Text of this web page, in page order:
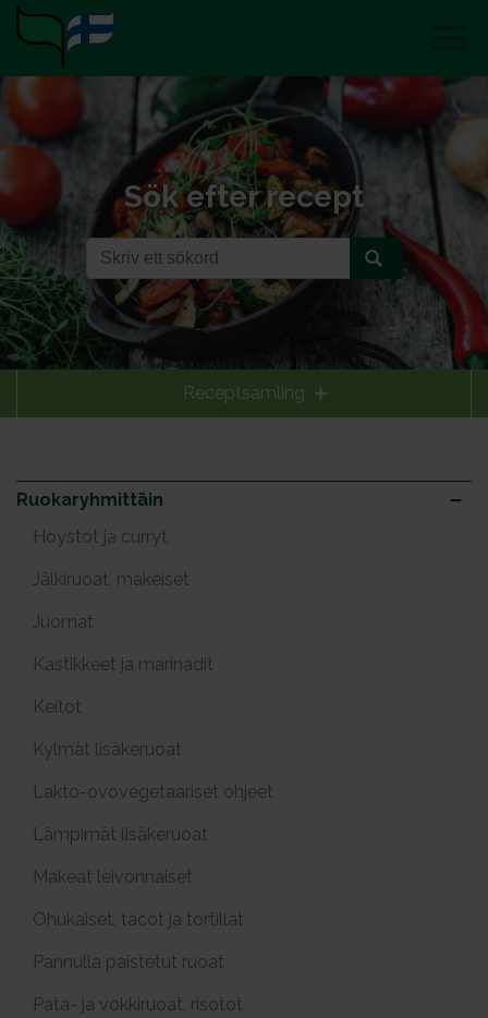
Sök efter recept
Receptsamling
Ruokaryhmittäin
Höystöt ja curryt
Jälkiruoat, makeiset
Juomat
Kastikkeet ja marinadit
Keitot
Kylmät lisäkeruoat
Lakto-ovovegetaariset ohjeet
Lämpimät lisäkeruoat
Makeat leivonnaiset
Ohukaiset, tacot ja tortillat
Pannulla paistetut ruoat
Pata- ja vokkiruoat, risotot